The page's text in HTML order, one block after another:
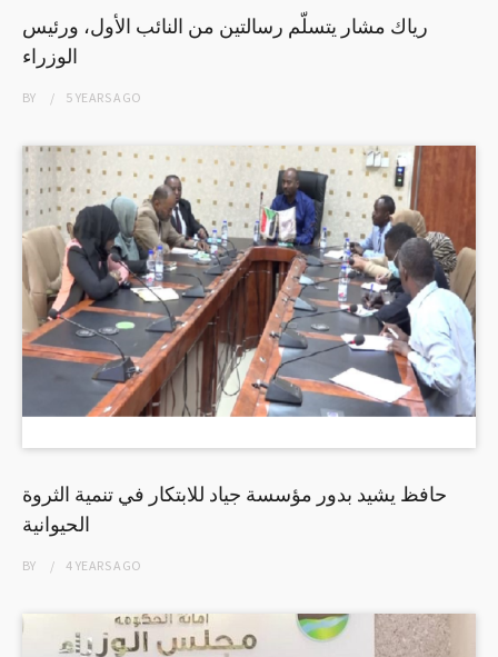
رياك مشار يتسلّم رسالتين من النائب الأول، ورئيس
الوزراء
BY 5 YEARSAGO
حافظ يشيد بدور مؤسسة جياد للابتكار في تنمية الثروة
الحيوانية
BY 4 YEARSAGO